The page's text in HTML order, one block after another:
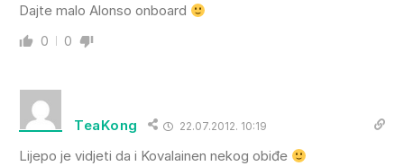
Dajte malo Alonso onboard
0 0
TeaKong 22.07.2012. 10:19
Lijepo je vidjeti da i Kovalainen nekog obiđe